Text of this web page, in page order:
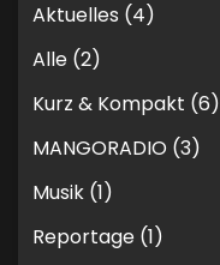
Aktuelles (4)
Alle (2)
Kurz & Kompakt (6)
MANGORADIO (3)
Musik (1)
Reportage (1)